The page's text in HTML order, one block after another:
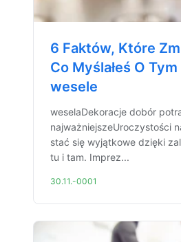
6 Faktów, Które
Co Myślałeś O
wesele
weselaDekoracje dobór
najważniejszeUroczystości
stać się wyjątkowe dzięki
tu i tam. Imprez...
30.11.-0001